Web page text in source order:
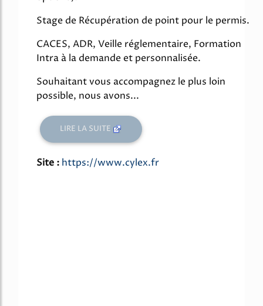
Stage de Récupération de point pour le permis.
CACES, ADR, Veille réglementaire, Formation
Intra à la demande et personnalisée.
Souhaitant vous accompagnez le plus loin
possible, nous avons...
LIRE LA SUITE
Site : https://www.cylex.fr